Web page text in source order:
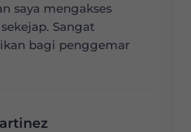
saya mengakses
Sangat
bagi penggemar